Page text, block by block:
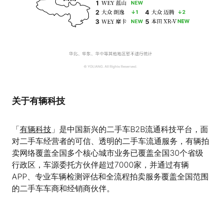
关于有辆科技
「有辆科技 」是中国新兴的二手车B2B流通科技平台，面
对二手车经营者的可信、透明的二手车流通服务，有辆拍
卖网络覆盖全国多个核心城市业务已覆盖全国30个省级
行政区，车源委托方伙伴超过7000家，并通过有辆
APP、专业车辆检测评估和全流程拍卖服务覆盖全国范围
的二手车车商和经销商伙伴。